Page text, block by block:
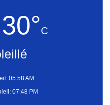
30°C
05:58 AM
07:48 PM